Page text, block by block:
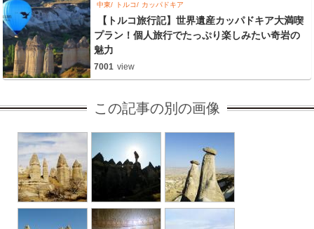
中東 トルコ カッパドキア
【トルコ旅行記】世界遺産カッパドキア大満喫
プラン！個人旅行でたっぷり楽しみたい奇岩の
魅力
7001 view
この記事の別の画像